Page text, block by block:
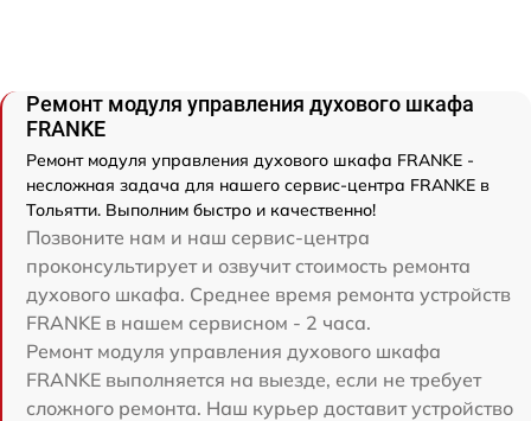
Ремонт модуля управления духового шкафа
FRANKE
Ремонт модуля управления духового шкафа FRANKE -
несложная задача для нашего сервис-центра FRANKE в
Тольятти. Выполним быстро и качественно!
Позвоните нам и наш сервис-центра
проконсультирует и озвучит стоимость ремонта
духового шкафа. Среднее время ремонта устройств
FRANKE в нашем сервисном - 2 часа.
Ремонт модуля управления духового шкафа
FRANKE выполняется на выезде, если не требует
сложного ремонта. Наш курьер доставит устройство